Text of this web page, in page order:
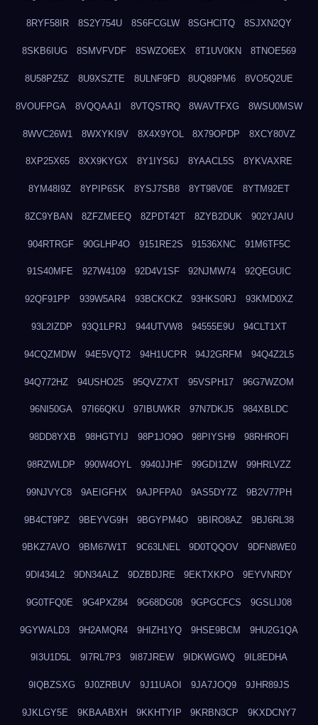
8RYF58IR 8S2Y754U 8S6FCGLW 8SGHCITQ 8SJXN2QY
8SKB6IUG 8SMVFVDF 8SWZO6EX 8T1UV0KN 8TNOE569
8U58PZ5Z 8U9XSZTE 8ULNF9FD 8UQ89PM6 8VO5Q2UE
8VOUFPGA 8VQQAA1I 8VTQSTRQ 8WAVTFXG 8WSU0MSW
8WVC26W1 8WXYKI9V 8X4X9YOL 8X79OPDP 8XCY80VZ
8XP25X65 8XX9KYGX 8Y1IYS6J 8YAACL5S 8YKVAXRE
8YM48I9Z 8YPIP6SK 8YSJ7SB8 8YT98V0E 8YTM92ET
8ZC9YBAN 8ZFZMEEQ 8ZPDT42T 8ZYB2DUK 902YJAIU
904RTRGF 90GLHP4O 9151RE2S 91536XNC 91M6TF5C
91S40MFE 927W4109 92D4V1SF 92NJMW74 92QEGUIC
92QF91PP 939W5AR4 93BCKCKZ 93HKS0RJ 93KMD0XZ
93L2IZDP 93Q1LPRJ 944UTVW8 94555E9U 94CLT1XT
94CQZMDW 94E5VQT2 94H1UCPR 94J2GRFM 94Q4Z2L5
94Q772HZ 94USHO25 95QVZ7XT 95VSPH17 96G7WZOM
96NI50GA 97I66QKU 97IBUWKR 97N7DKJ5 984XBLDC
98DD8YXB 98HGTYIJ 98P1JO9O 98PIYSH9 98RHROFI
98RZWLDP 990W4OYL 9940JJHF 99GDI1ZW 99HRLVZZ
99NJVYC8 9AEIGFHX 9AJPFPA0 9AS5DY7Z 9B2V77PH
9B4CT9PZ 9BEYVG9H 9BGYPM4O 9BIRO8AZ 9BJ6RL38
9BKZ7AVO 9BM67W1T 9C63LNEL 9D0TQQOV 9DFN8WE0
9DI434L2 9DN34ALZ 9DZBDJRE 9EKTXKPO 9EYVNRDY
9G0TFQ0E 9G4PXZ84 9G68DG08 9GPGCFCS 9GSLIJ08
9GYWALD3 9H2AMQR4 9HIZH1YQ 9HSE9BCM 9HU2G1QA
9I3U1D5L 9I7RL7P3 9I87JREW 9IDKWGWQ 9IL8EDHA
9IQBZSXG 9J0ZRBUV 9J11UAOI 9JA7JOQ9 9JHR89JS
9JKLGY5E 9KBAABXH 9KKHTYIP 9KRBN3CP 9KXDCNY7